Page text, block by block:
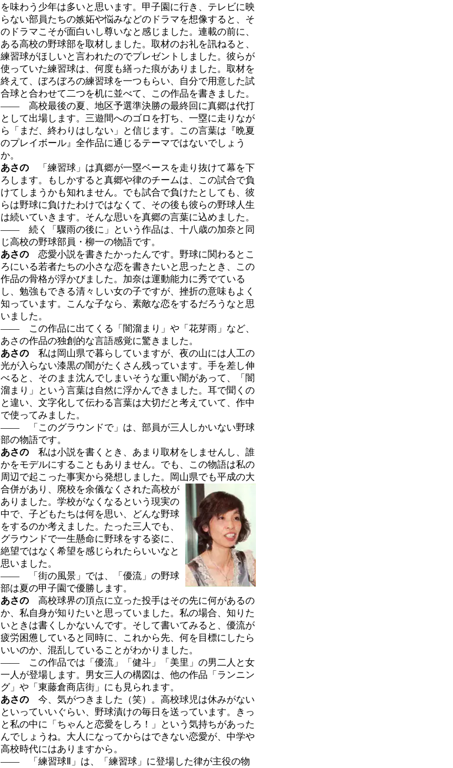
を味わう少年は多いと思います。甲子園に行き、テレビに映
らない部員たちの嫉妬や悩みなどのドラマを想像すると、そ
のドラマこそが面白いし尊いなと感じました。連載の前に、
ある高校の野球部を取材しました。取材のお礼を訊ねると、
練習球がほしいと言われたのでプレゼントしました。彼らが
使っていた練習球は、何度も繕った痕がありました。取材を
終えて、ぼろぼろの練習球を一つもらい、自分で用意した試
合球と合わせて二つを机に並べて、この作品を書きました。
―― 高校最後の夏、地区予選準決勝の最終回に真郷は代打
として出場します。三遊間へのゴロを打ち、一塁に走りなが
ら「まだ、終わりはしない」と信じます。この言葉は『晩夏
のプレイボール』全作品に通じるテーマではないでしょう
か。
あさの 「練習球」は真郷が一塁ベースを走り抜けて幕を下
ろします。もしかすると真郷や律のチームは、この試合で負
けてしまうかも知れません。でも試合で負けたとしても、彼
らは野球に負けたわけではなくて、その後も彼らの野球人生
は続いていきます。そんな思いを真郷の言葉に込めました。
―― 続く「驟雨の後に」という作品は、十八歳の加奈と同
じ高校の野球部員・柳一の物語です。
あさの 恋愛小説を書きたかったんです。野球に関わるとこ
ろにいる若者たちの小さな恋を書きたいと思ったとき、この
作品の骨格が浮かびました。加奈は運動能力に秀でている
し、勉強もできる清々しい女の子ですが、挫折の意味もよく
知っています。こんな子なら、素敵な恋をするだろうなと思
いました。
―― この作品に出てくる「闇溜まり」や「花芽雨」など、
あさの作品の独創的な言語感覚に驚きました。
あさの 私は岡山県で暮らしていますが、夜の山には人工の
光が入らない漆黒の闇がたくさん残っています。手を差し伸
べると、そのまま沈んでしまいそうな重い闇があって、「闇
溜まり」という言葉は自然に浮かんできました。耳で聞くの
と違い、文字化して伝わる言葉は大切だと考えていて、作中
で使ってみました。
―― 「このグラウンドで」は、部員が三人しかいない野球
部の物語です。
あさの 私は小説を書くとき、あまり取材をしませんし、誰
かをモデルにすることもありません。でも、この物語は私の
周辺で起こった事実から発想しました。岡山県でも平成の大
合併があ り、廃校を余儀なくされた高校が
ありました。学校がなくなるという現実の
中で、子どもたちは何を思い、どんな野球
をするのか考えました。たった三人でも、
グラウンドで一生懸命に野球をする姿に、
絶望ではなく希望を感じられたらいいなと
思いました。
―― 「街の風景」では、「優流」の野球
部は夏の甲子園で優勝します。
あさの 高校球界の頂点に立った投手はその先に何があるの
か、私自身が知りたいと思っていました。私の場合、知りた
いときは書くしかないんです。そして書いてみると、優流が
疲労困憊していると同時に、これから先、何を目標にしたら
いいのか、混乱していることがわかりました。
―― この作品では「優流」「健斗」「美里」の男二人と女
一人が登場します。男女三人の構図は、他の作品「ランニン
グ」や「東藤倉商店街」にも見られます。
あさの 今、気がつきました（笑）。高校球児は休みがない
といっていいぐらい、野球漬けの毎日を送っています。きっ
と私の中に「ちゃんと恋愛をしろ！」という気持ちがあった
んでしょうね。大人になってからはできない恋愛が、中学や
高校時代にはありますから。
―― 「練習球Ⅱ」は、「練習球」に登場した律が主役の物